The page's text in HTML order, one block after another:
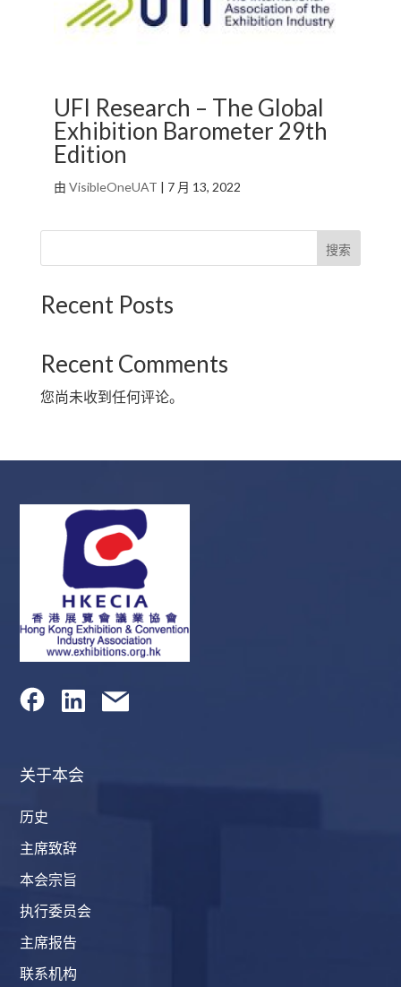
UFI Research – The Global
Exhibition Barometer 29th
Edition
由 VisibleOneUAT | 7 月 13, 2022
搜索
Recent Posts
Recent Comments
您尚未收到任何评论。
关于本会
历史
主席致辞
本会宗旨
执行委员会
主席报告
联系机构